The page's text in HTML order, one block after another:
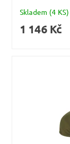
Skladem (4 KS)
1 146 Kč